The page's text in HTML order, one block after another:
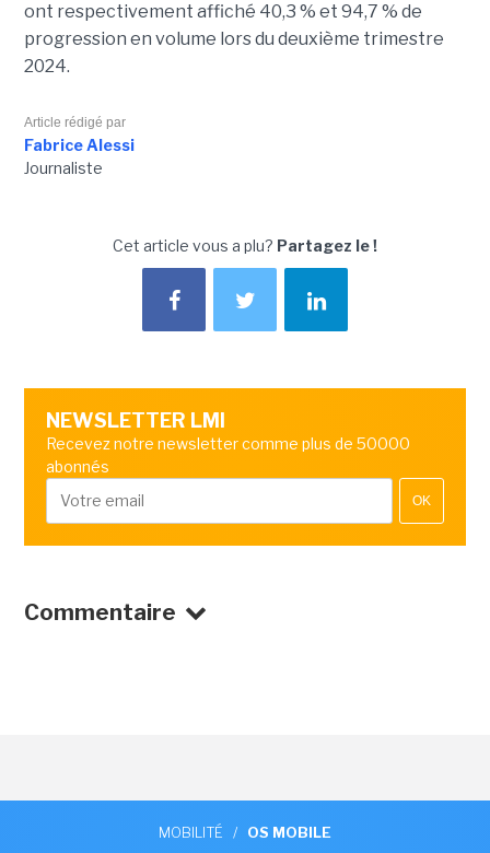
ont respectivement affiché 40,3 % et 94,7 % de
progression en volume lors du deuxième trimestre
2024.
Article rédigé par
Fabrice Alessi
Journaliste
Cet article vous a plu? Partagez le !
NEWSLETTER LMI
Recevez notre newsletter comme plus de 50000
abonnés
OK
Commentaire
MOBILITÉ / OS MOBILE